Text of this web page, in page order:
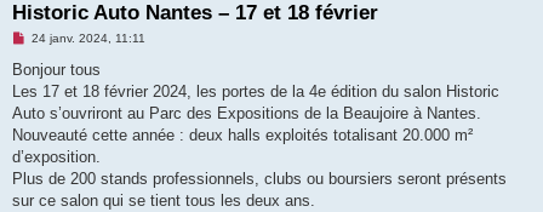
Historic Auto Nantes – 17 et 18 février
M
s
a
g
n
o
l
u
24 janv. 2024, 11:11
Bonjour tous
Les 17 et 18 février 2024, les portes de la 4e édition du salon Historic
Auto s’ouvriront au Parc des Expositions de la Beaujoire à Nantes.
Nouveauté cette année : deux halls exploités totalisant 20.000 m²
d’exposition.
Plus de 200 stands professionnels, clubs ou boursiers seront présents
sur ce salon qui se tient tous les deux ans.